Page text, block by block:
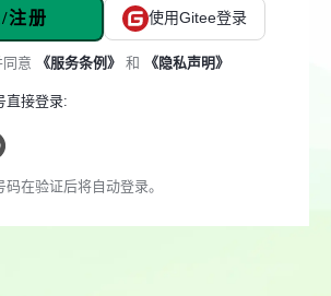
注册 使用Gitee登录
意 《服务条例》 和 《隐私声明》
直接登录:
在验证后将自动登录。